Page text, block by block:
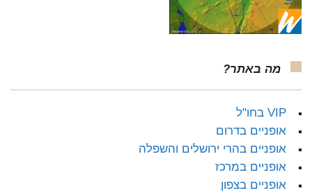
מה באתר?
VIP בחו"ל
אופניים בדרום
אופניים בהרי ירושלים והשפלה
אופניים במרכז
אופניים בצפון